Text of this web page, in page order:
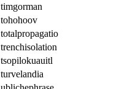
timgorman
tohohoov
totalpropagatio
trenchisolation
tsopilokuauitl
turvelandia